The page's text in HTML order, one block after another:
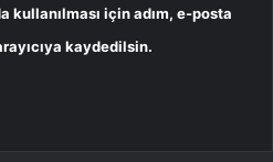
kullanılması için adım, e-posta
kaydedilsin.